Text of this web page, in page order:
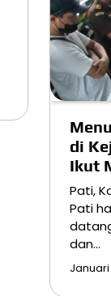
di
Ikut
Pati,
Pati
dan…
Januari